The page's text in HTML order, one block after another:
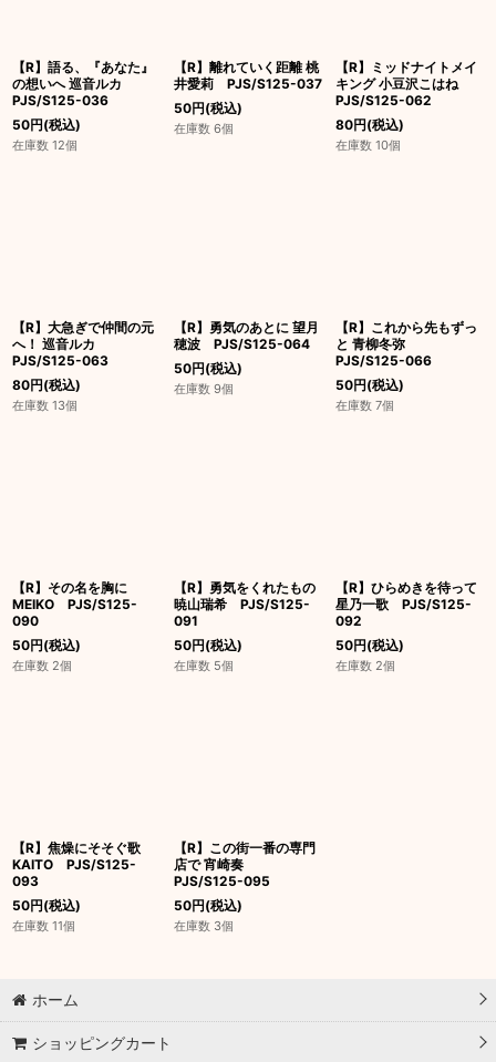
【R】語る、『あなた』
の想いへ 巡音ルカ
PJS/S125-036
50円(税込)
在庫数 12個
【R】離れていく距離 桃
井愛莉 PJS/S125-037
50円(税込)
在庫数 6個
【R】ミッドナイトメイ
キング 小豆沢こはね
PJS/S125-062
80円(税込)
在庫数 10個
【R】大急ぎで仲間の元
へ！ 巡音ルカ
PJS/S125-063
80円(税込)
在庫数 13個
【R】勇気のあとに 望月
穂波 PJS/S125-064
50円(税込)
在庫数 9個
【R】これから先もずっ
と 青柳冬弥
PJS/S125-066
50円(税込)
在庫数 7個
【R】その名を胸に
MEIKO PJS/S125-
090
50円(税込)
在庫数 2個
【R】勇気をくれたもの
暁山瑞希 PJS/S125-
091
50円(税込)
在庫数 5個
【R】ひらめきを待って
星乃一歌 PJS/S125-
092
50円(税込)
在庫数 2個
【R】焦燥にそそぐ歌
KAITO PJS/S125-
093
50円(税込)
在庫数 11個
【R】この街一番の専門
店で 宵崎奏
PJS/S125-095
50円(税込)
在庫数 3個
ホーム
ショッピングカート